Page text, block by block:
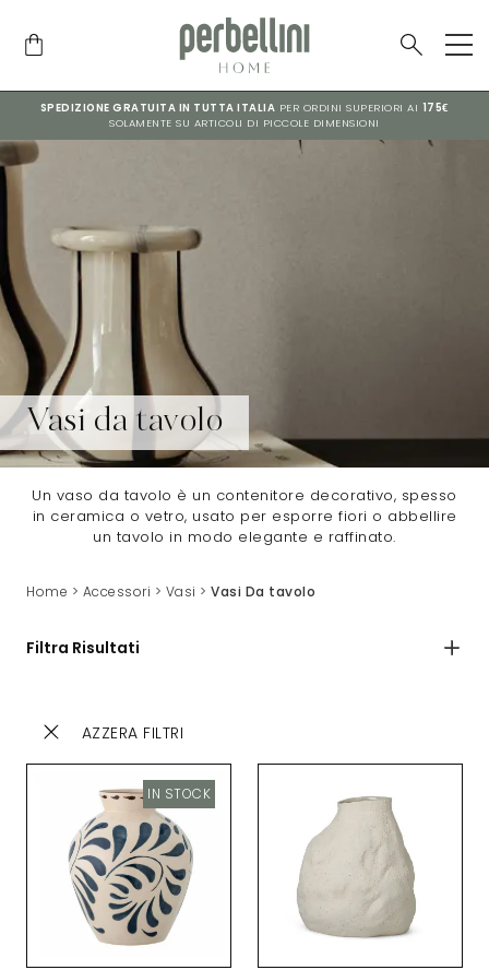
SPEDIZIONE GRATUITA IN TUTTA ITALIA PER ORDINI SUPERIORI AI 175€
SOLAMENTE SU ARTICOLI DI PICCOLE DIMENSIONI
Vasi da tavolo
Un vaso da tavolo è un contenitore decorativo, spesso
in ceramica o vetro, usato per esporre fiori o abbellire
un tavolo in modo elegante e raffinato.
Home > Accessori > Vasi > Vasi Da tavolo
Filtra Risultati
AZZERA FILTRI
IN STOCK